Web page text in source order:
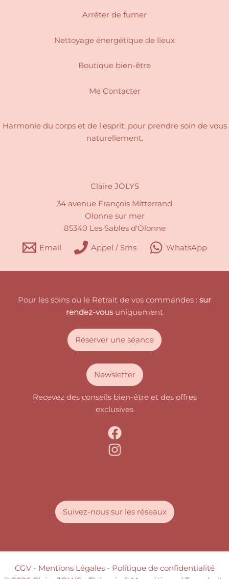
Arrêter de fumer
Nettoyage énergétique de lieux
Boutique bien-être
Me Contacter
Harmonie du corps et de l'esprit, pourprendre soin de vous
naturellement.
Claire JOLYS
34 avenue François Mitterrand
Olonne sur mer
85340 Les Sables d'Olonne
Email Appel / Sms WhatsApp
Pour les soins ou le Retrait de vos commandes : sur
rendez-vousuniquement
Réserver une séance
Newsletter
Recevez des conseils bien-être et des offres
exclusives
Suivez-nous sur les réseaux
CGV- Mentions Légales - Politique de confidentialité